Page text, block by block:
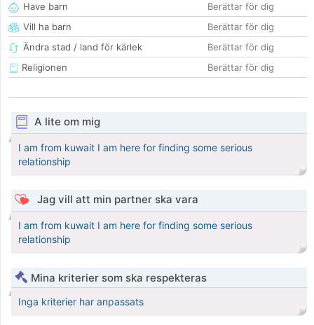
Have barn
Berättar för dig
Vill ha barn
Berättar för dig
Ändra stad / land för kärlek
Berättar för dig
Religionen
Berättar för dig
A lite om mig
I am from kuwait I am here for finding some serious
relationship
Jag vill att min partner ska vara
I am from kuwait I am here for finding some serious
relationship
Mina kriterier som ska respekteras
Inga kriterier har anpassats